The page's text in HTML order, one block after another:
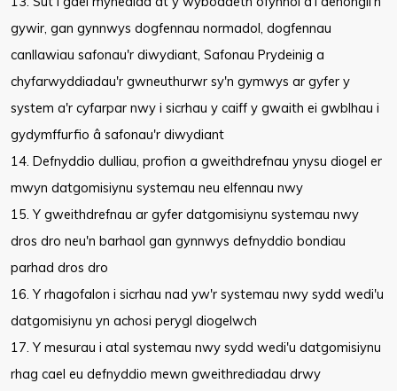
gywir, gan gynnwys dogfennau normadol, dogfennau
canllawiau safonau'r diwydiant, Safonau Prydeinig a
chyfarwyddiadau'r gwneuthurwr sy'n gymwys ar gyfer y
system a'r cyfarpar nwy i sicrhau y caiff y gwaith ei gwblhau i
gydymffurfio â safonau'r diwydiant
14. Defnyddio dulliau, profion a gweithdrefnau ynysu diogel er
mwyn datgomisiynu systemau neu elfennau nwy
15. Y gweithdrefnau ar gyfer datgomisiynu systemau nwy
dros dro neu'n barhaol gan gynnwys defnyddio bondiau
parhad dros dro
16. Y rhagofalon i sicrhau nad yw'r systemau nwy sydd wedi'u
datgomisiynu yn achosi perygl diogelwch
17. Y mesurau i atal systemau nwy sydd wedi'u datgomisiynu
rhag cael eu defnyddio mewn gweithrediadau drwy